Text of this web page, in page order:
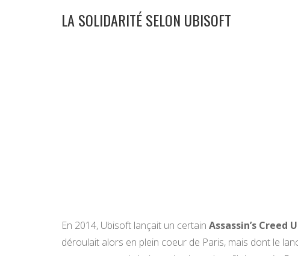
LA SOLIDARITÉ SELON UBISOFT
En 2014, Ubisoft lançait un certain Assassin’s Creed
déroulait alors en plein coeur de Paris, mais dont le